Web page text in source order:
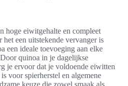
hoge eiwitgehalte en compleet
een uitstekende vervanger is
een ideale toevoeging aan elke
quinoa in je dagelijkse
je ervoor dat je voldoende eiwitten
voor spierherstel en algemene
keuze die zowel smaak als